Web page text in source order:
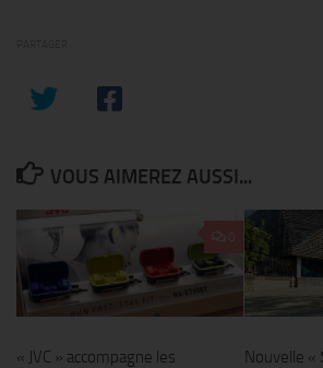
VOUS AIMEREZ AUSSI...
« JVC » accompagne les
Nouvelle «